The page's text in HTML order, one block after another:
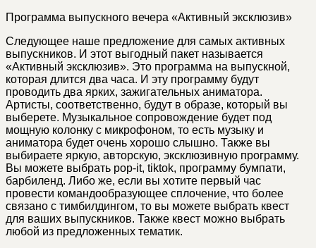
Программа выпускного вечера «Активный эксклюзив»
Следующее наше предложение для самых активных
выпускников. И этот выгодный пакет называется
«Активный эксклюзив». Это программа на выпускной,
которая длится два часа. И эту программу будут
проводить два ярких, зажигательных аниматора.
Артисты, соответственно, будут в образе, который вы
выберете. Музыкальное сопровождение будет под
мощную колонку с микрофоном, то есть музыку и
аниматора будет очень хорошо слышно. Также вы
выбираете яркую, авторскую, эксклюзивную программу.
Вы можете выбрать pop-it, tiktok, программу бумпати,
барбиленд. Либо же, если вы хотите первый час
провести командообразующее сплочение, что более
связано с тимбилдингом, то вы можете выбрать квест
для ваших выпускников. Также квест можно выбрать
любой из предложенных тематик.